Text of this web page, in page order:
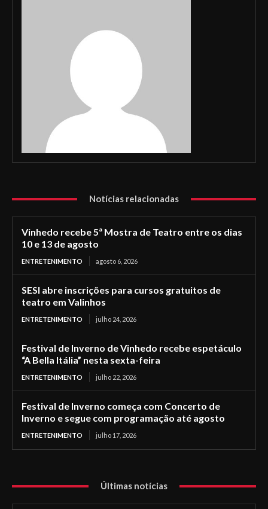
Notícias relacionadas
Vinhedo recebe 5ª Mostra de Teatro entre os dias
10 e 13 de agosto
ENTRETENIMENTO agosto 6, 2026
SESI abre inscrições para cursos gratuitos de
teatro em Valinhos
ENTRETENIMENTO julho 24, 2026
Festival de Inverno de Vinhedo recebe espetáculo
“A Bella Itália” nesta sexta-feira
ENTRETENIMENTO julho 22, 2026
Festival de Inverno começa com Concerto de
Inverno e segue com programação até agosto
ENTRETENIMENTO julho 17, 2026
Últimas notícias